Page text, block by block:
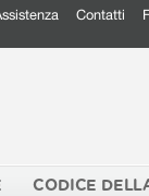
Contatti
CODICE